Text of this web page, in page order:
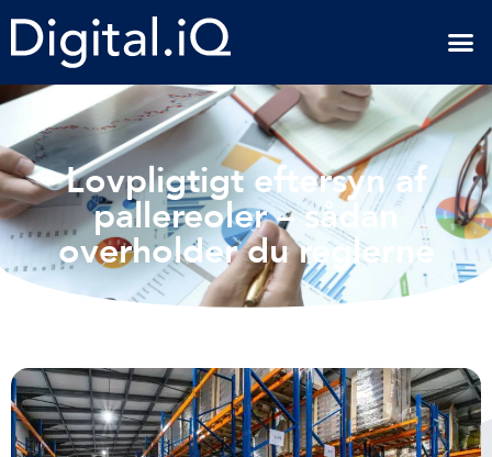
Lovpligtigt eftersyn af
pallereoler – sådan
overholder du reglerne